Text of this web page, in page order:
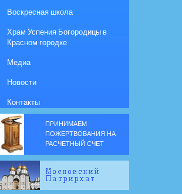
Воскресная школа
Храм Успения Богородицы в
Красном городке
Медиа
Новости
Контакты
ПРИНИМАЕМ
ПОЖЕРТВОВАНИЯ НА
РАСЧЕТНЫЙ СЧЕТ